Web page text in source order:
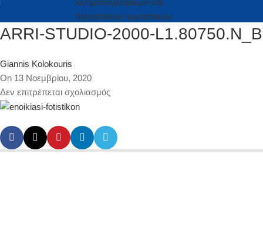
ARRI-STUDIO-2000-L1.80750.N_B
Giannis Kolokouris
On 13 Νοεμβρίου, 2020
Δεν επιτρέπεται σχολιασμός